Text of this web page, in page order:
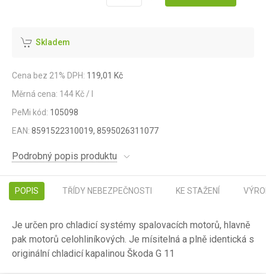
Skladem
Cena bez 21% DPH: 119,01 Kč
Měrná cena: 144 Kč / l
PeMi kód: 105098
EAN: 8591522310019, 8595026311077
Podrobný popis produktu
POPIS TŘÍDY NEBEZPEČNOSTI KE STAŽENÍ
Je určen pro chladicí systémy spalovacích motorů, hlavně
pak motorů celohliníkových. Je mísitelná a plně identická s
originální chladicí kapalinou Škoda G 11